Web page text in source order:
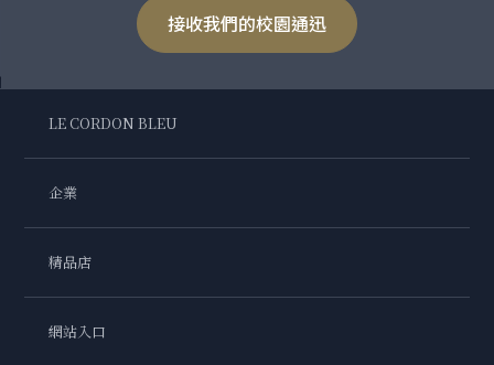
接收我們的校園通迅
LE CORDON BLEU
企業
精品店
網站入口